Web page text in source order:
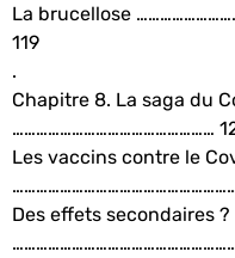
La brucellose
119
.
Chapitre 8. La saga du
……………………………………………
Les vaccins contre le
Des effets secondaires ?